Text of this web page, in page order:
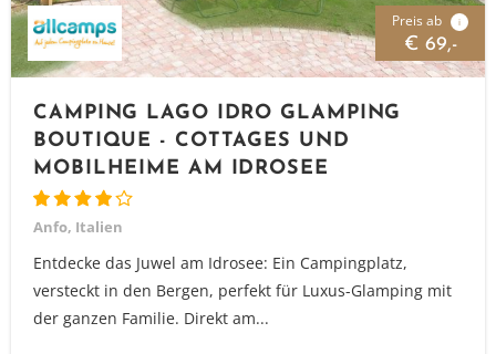
Preis ab i
€ 69,-
CAMPING LAGO IDRO GLAMPING
BOUTIQUE - COTTAGES UND
MOBILHEIME AM IDROSEE
Anfo, Italien
Entdecke das Juwel am Idrosee: Ein Campingplatz,
versteckt in den Bergen, perfekt für Luxus-Glamping mit
der ganzen Familie. Direkt am...